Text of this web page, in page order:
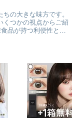
の大きな味方です。
くつかの視点からご紹
品が持つ利便性とバ